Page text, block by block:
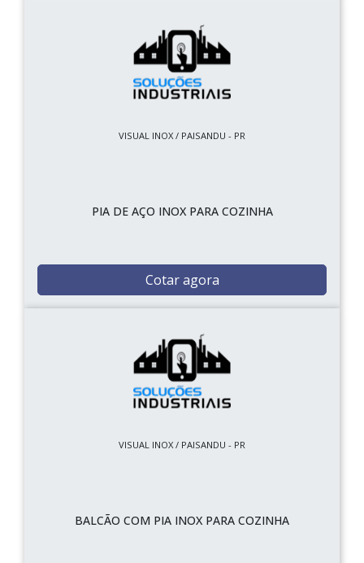
VISUAL INOX / PAISANDU - PR
PIA DE AÇO INOX PARA COZINHA
Cotar agora
VISUAL INOX / PAISANDU - PR
BALCÃO COM PIA INOX PARA COZINHA